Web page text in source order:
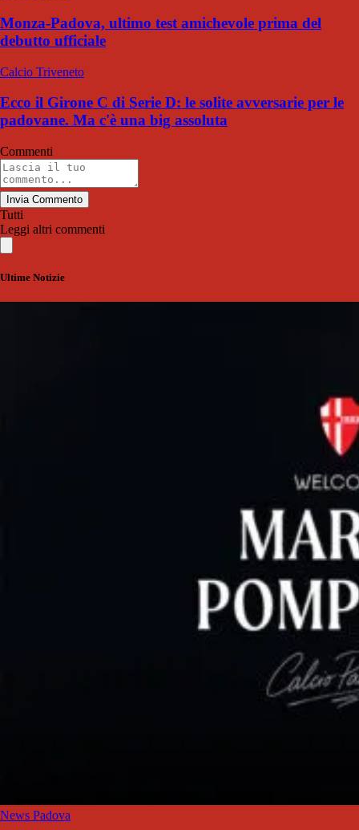
Monza-Padova, ultimo test amichevole prima del
debutto ufficiale
Calcio Triveneto
Ecco il Girone C di Serie D: le solite avversarie per le
padovane. Ma c'è una big assoluta
Commenti
Invia Commento
Tutti
Leggi altri commenti
Ultime Notizie
News Padova